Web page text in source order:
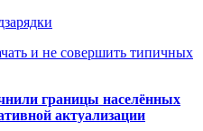
и не совершить типичных
границы населённых
актуализации